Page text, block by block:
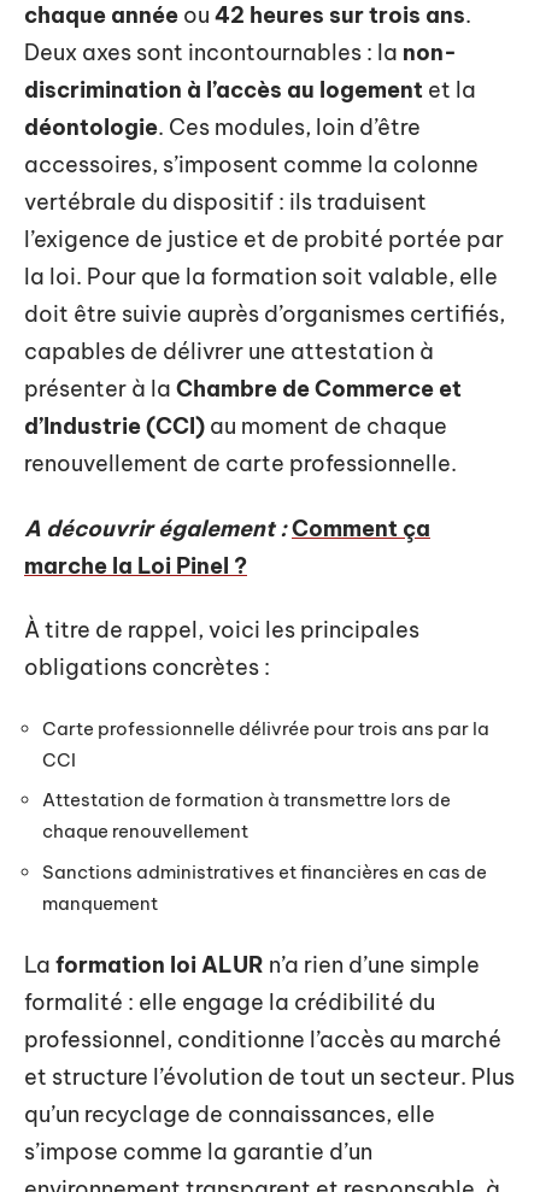
chaque année ou 42 heures sur trois ans.
Deux axes sont incontournables : la non-
discrimination à l’accès au logement et la
déontologie. Ces modules, loin d’être
accessoires, s’imposent comme la colonne
vertébrale du dispositif : ils traduisent
l’exigence de justice et de probité portée par
la loi. Pour que la formation soit valable, elle
doit être suivie auprès d’organismes certifiés,
capables de délivrer une attestation à
présenter à la Chambre de Commerce et
d’Industrie (CCI) au moment de chaque
renouvellement de carte professionnelle.
A découvrir également :Comment ça
marche la Loi Pinel ?
À titre de rappel, voici les principales
obligations concrètes :
Carte professionnelle délivrée pour trois ans par la
CCI
Attestation de formation à transmettre lors de
chaque renouvellement
Sanctions administratives et financières en cas de
manquement
La formation loi ALUR n’a rien d’une simple
formalité : elle engage la crédibilité du
professionnel, conditionne l’accès au marché
et structure l’évolution de tout un secteur. Plus
qu’un recyclage de connaissances, elle
s’impose comme la garantie d’un